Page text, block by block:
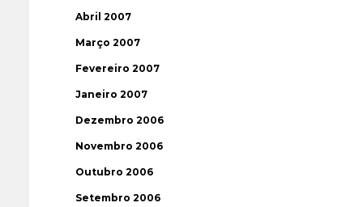
Abril 2007
Março 2007
Fevereiro 2007
Janeiro 2007
Dezembro 2006
Novembro 2006
Outubro 2006
Setembro 2006